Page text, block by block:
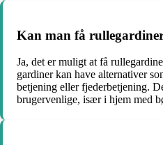
Kan man få
Ja, det er muligt at få
gardiner kan have alternativer
betjening eller fjederbetjening.
brugervenlige, især i hjem med